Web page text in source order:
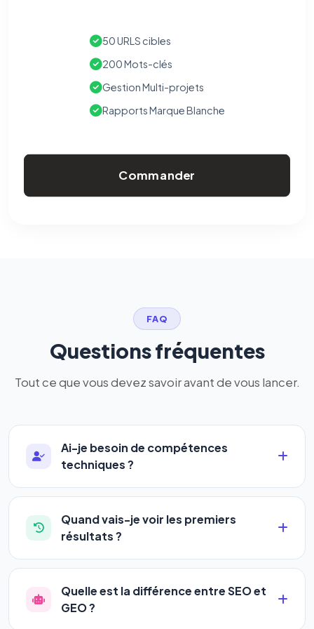
50 URLS cibles
200 Mots-clés
Gestion Multi-projets
Rapports Marque Blanche
Commander
FAQ
Questions fréquentes
Tout ce que vous devez savoir avant de vous lancer.
Ai-je besoin de compétences
techniques ?
Absolument pas. Notre logiciel a été conçu pour
être accessible àtous les profils: artisans,
commerçants, auto-entrepreneurs, PME ou
complexe — vous renseignez l'adresse de votre
site, décrivez votre activité, et le logiciel gère tout
en automatique 24h/24.
Quand vais-je voir les premiers
résultats ?
La plupart de nos utilisateurs observent une
amélioration de leur positionnement en4 à 6
semaines. Le référencement est un marathon, pas
Quelle est la différence entre SEO et
GEO ?